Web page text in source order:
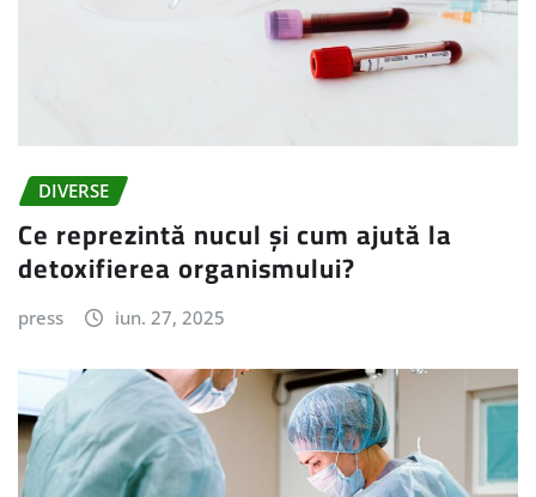
DIVERSE
Ce reprezintă nucul și cum ajută la
detoxifierea organismului?
press iun. 27, 2025